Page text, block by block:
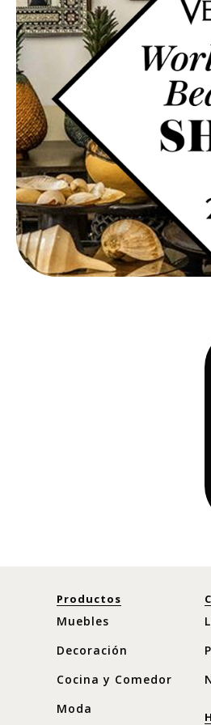
Productos
Muebles
Decoración
Cocina y Comedor
Moda